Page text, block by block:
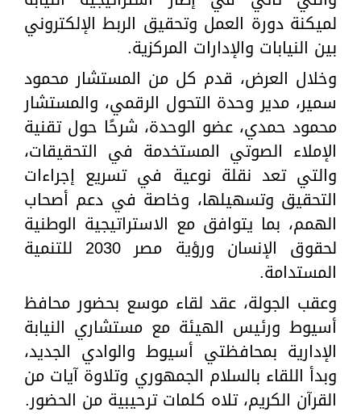
لميكنة دورة العمل وتحقيق الربط الإلكتروني
بين النيابات والإدارات المركزية.
وخلال العرض، قدم كل من المستشار محمود
سمير، مدير وحدة التحول الرقمي، والمستشار
محمود حمدي، عضو الوحدة، شرحًا حول تقنية
الإملاء الصوتي المستخدمة في التحقيقات،
والتي تعد نقلة نوعية في تسريع إجراءات
التحقيق وتسهيلها، وخاصة في دعم أصحاب
الهمم، بما يتوافق مع الاستراتيجية الوطنية
لحقوق الإنسان ورؤية مصر 2030 للتنمية
المستدامة.
وعقب الجولة، عقد لقاء موسع بحضور محافظ
أسيوط ورئيس الهيئة مع مستشاري النيابة
الإدارية بمحافظتي أسيوط والوادي الجديد،
وبدأ اللقاء بالسلام الجمهوري وتلاوة آيات من
القرآن الكريم، تلاه كلمات ترحيبية من الحضور.